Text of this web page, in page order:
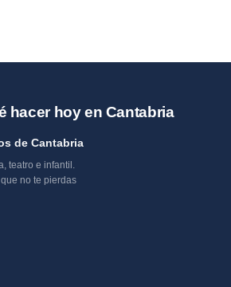
hacer hoy en Cantabria
de Cantabria
teatro e infantil.
no te pierdas